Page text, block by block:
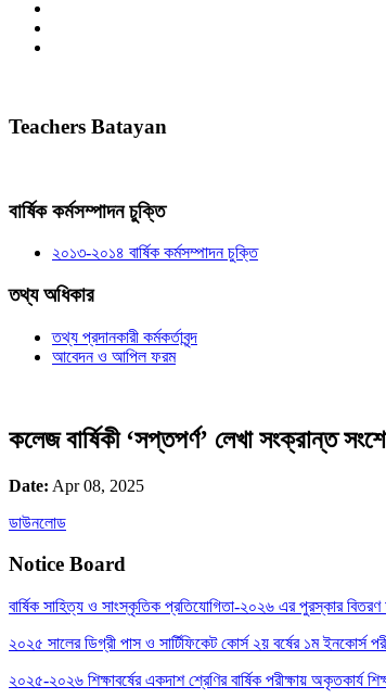
Teachers Batayan
বার্ষিক কর্মসম্পাদন চুক্তি
২০১৩-২০১৪ বার্ষিক কর্মসম্পাদন চুক্তি
তথ্য অধিকার
তথ্য প্রদানকারী কর্মকর্তাবৃন্দ
আবেদন ও আপিল ফরম
কলেজ বার্ষিকী ‘সপ্তপর্ণ’ লেখা সংক্রান্ত
Date: Apr 08, 2025
ডাউনলোড
Notice Board
বার্ষিক সাহিত্য ও সাংস্কৃতিক প্রতিযোগিতা-২০২৬ এর পুরস্কার বিতরণ
২০২৫ সালের ডিগ্রী পাস ও সার্টিফিকেট কোর্স ২য় বর্ষের ১ম ইনকোর্স
২০২৫-২০২৬ শিক্ষাবর্ষের একদাশ শ্রেণির বার্ষিক পরীক্ষায় অকৃতকার্য